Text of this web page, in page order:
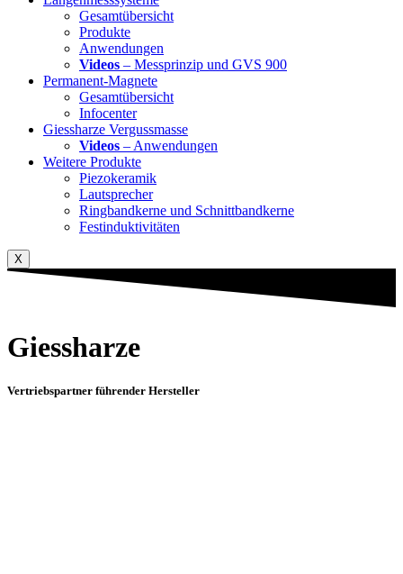
Gesamtübersicht
Produkte
Anwendungen
Videos – Messprinzip und GVS 900
Permanent-Magnete
Gesamtübersicht
Infocenter
Giessharze Vergussmasse
Videos – Anwendungen
Weitere Produkte
Piezokeramik
Lautsprecher
Ringbandkerne und Schnittbandkerne
Festinduktivitäten
X
Giessharze
Vertriebspartner führender Hersteller